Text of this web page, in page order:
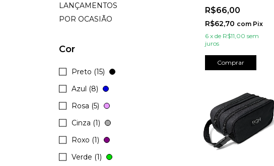
LANÇAMENTOS
POR OCASIÃO
Cor
Preto (15)
Azul (8)
Rosa (5)
Cinza (1)
Roxo (1)
Verde (1)
R$66,00
R$62,70 com Pix
6 x de R$11,00 sem
juros
Comprar